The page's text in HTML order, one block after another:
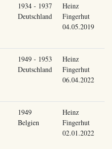
1934 - 1937
Deutschland
Heinz
Fingerhut
04.05.2019
1949 - 1953
Deutschland
Heinz
Fingerhut
06.04.2022
1949
Belgien
Heinz
Fingerhut
02.01.2022